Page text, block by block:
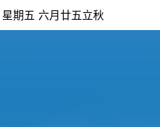
期五 六月廿五立秋